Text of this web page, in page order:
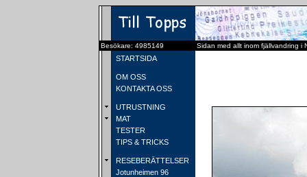
Besökare: 4985149 Sidan med allt inom fjällvandring i
STARTSIDA
OM OSS
KONTAKTA OSS
UTRUSTNING
MAT
TESTER
TIPS & TRICKS
RESEBERÄTTELSER
Jotunheimen 96